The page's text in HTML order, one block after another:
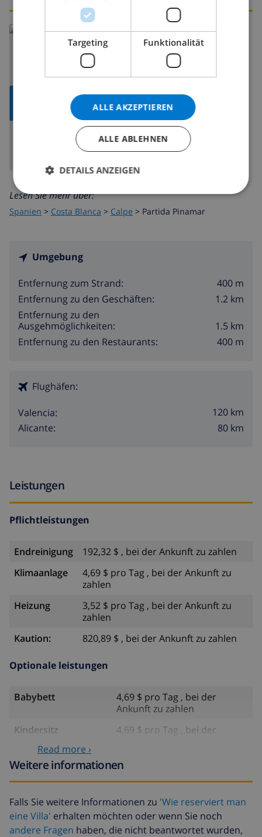
Lesen Sie mehr über:
Spanien > Costa Blanca > Calpe > Partida Pinamar
Umgebung
Entfernung zum Strand:
400 m
Entfernung zu den Geschäften:
1.2 km
Entfernung zu den
Ausgehmöglichkeiten:
1.5 km
Entfernung zu den Restaurants:
400 m
Flughäfen:
Valencia:
120 km
Alicante:
80 km
Leistungen
Pflichtleistungen
Endreinigung
192,32 $ , bei der Ankunft zu zahlen
Klimaanlage
4,69 $ pro Tag , bei der Ankunft zu
zahlen
Heizung
3,52 $ pro Tag , bei der Ankunft zu
zahlen
Kaution:
820,89 $ , bei der Ankunft zu zahlen
Optionale leistungen
Babybett
4,69 $ pro Tag , bei der
Ankunft zu zahlen
Kindersitz
4,69 $ pro Tag , bei der
Internet
einschließlich
Haustiere
58,64 $ , bei der Ankunft zu
zahlen
Verspätete ankunft
58,64 $ , bei der Ankunft zu
zahlen
Read more ›
Weitere informationen
Falls Sie weitere Informationen zu 'Wie reserviert man
eine Villa' erhalten möchten oder wenn Sie noch
andere Fragen haben, die nicht beantwortet wurden,
Targeting Funktionalität
ALLE AKZEPTIEREN
ALLE ABLEHNEN
DETAILS ANZEIGEN